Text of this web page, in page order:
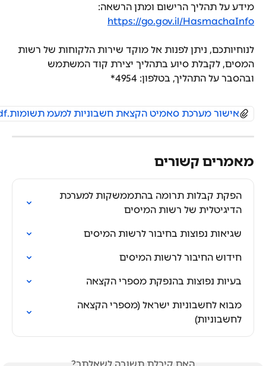
מידע על תהליך הרישום ומתן הרשאה:
https://go.gov.il/HasmachaInfo
לנוחיותכם, ניתן לפנות אל מוקד שירות הלקוחות של רשות
המסים, לקבלת סיוע בתהליך יצירת קוד המשתמש
ובהסבר על התהליך, בטלפון: 4954*
אישור מערכת סאמיט הקצאת חשבוניות למעמ תשומות.pdf
מאמרים קשורים
הפקת קבלות תרומה בהתממשקות למערכת
הדיגיטלית של רשות המיסים
שגיאות נפוצות בחיבור לרשות המיסים
חידוש החיבור לרשות המיסים
בעיות נפוצות בהנפקת מספרי הקצאה
מבוא לחשבוניות ישראל (מספרי הקצאה
לחשבוניות)